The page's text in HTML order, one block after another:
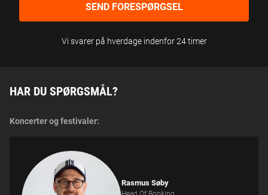
SEND FORESPØRGSEL
Vi svarer på hverdage indenfor 24 timer
HAR DU SPØRGSMÅL?
Koncerter og festivaler:
Rasmus Søby